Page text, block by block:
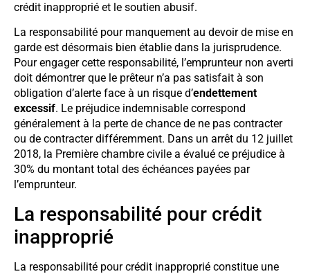
crédit inapproprié et le soutien abusif.
La responsabilité pour manquement au devoir de mise en
garde est désormais bien établie dans la jurisprudence.
Pour engager cette responsabilité, l’emprunteur non averti
doit démontrer que le prêteur n’a pas satisfait à son
obligation d’alerte face à un risque d’endettement
excessif. Le préjudice indemnisable correspond
généralement à la perte de chance de ne pas contracter
ou de contracter différemment. Dans un arrêt du 12 juillet
2018, la Première chambre civile a évalué ce préjudice à
30% du montant total des échéances payées par
l’emprunteur.
La responsabilité pour crédit
inapproprié
La responsabilité pour crédit inapproprié constitue une